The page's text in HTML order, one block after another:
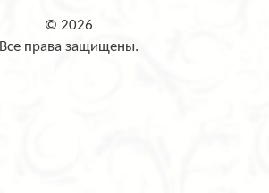
© 2026
Все права защищены.